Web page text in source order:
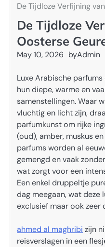
De Tijdloze Verfijning
De Tijdloze
Oosterse
May 10, 2026 byAdmin
Luxe Arabische
hun diepe, warme en
samenstellingen. Waar
vluchtig en licht zijn,
parfumkunst om rijke
(oud), amber, muskus
parfums worden al
gemengd en vaak
wat zorgt voor een
Een enkel druppeltje
dag meegaan, wat deze
exclusief maar ook zeer
ahmed al maghribi zijn
reisverslagen in een